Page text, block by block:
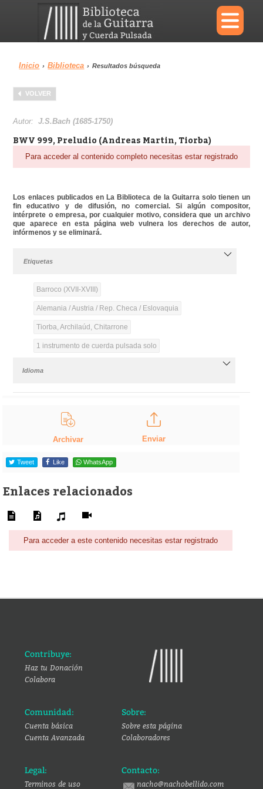
×
Menu
Biblioteca
Inicio › Biblioteca › Resultados búsqueda
VOLVER
Autor:J.S.Bach (1685-1750)
BWV 999, Preludio (Andreas Martin, Tiorba)
Para acceder al contenido completo necesitas estar registrado
Los enlaces publicados en La Biblioteca de la Guitarra solo tienen un
fin educativo y de difusión, no comercial. Si algún compositor,
intérprete o empresa, por cualquier motivo, considera que un archivo
que aparece en esta página web vulnera los derechos de autor,
infórmenos y se eliminará.
Etiquetas
Barroco (XVII-XVIII)
Alemania / Austria / Rep. Checa / Eslovaquia
Tiorba, Archilaúd, Chitarrone
1 instrumento de cuerda pulsada solo
Idioma
Archivar Enviar
Tweet Like WhatsApp
Enlaces relacionados
Para acceder a este contenido necesitas estar registrado
Contribuye:
Haz tu Donación
Colabora
Comunidad:
Cuenta básica
Cuenta Avanzada
Sobre:
Sobre esta página
Colaboradores
Legal:
Terminos de uso
Contacto:
nacho@nachobellido.com